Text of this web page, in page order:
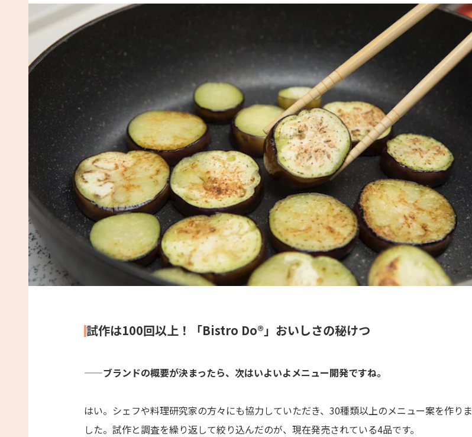
試作は100回以上！「Bistro Do®」おいしさの秘けつ
——ブランドの概要が決まったら、次はいよいよメニュー開発ですね。
はい。シェフや料理研究家の方々にも協力していただき、30種類以上のメニュー案を作りま
した。試作と調査を繰り返して絞り込んだのが、現在発売されている4品です。